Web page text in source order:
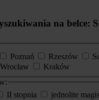
na belce:
Poznań Rzeszów
Wrocław
Kraków
II stopnia
jednolite